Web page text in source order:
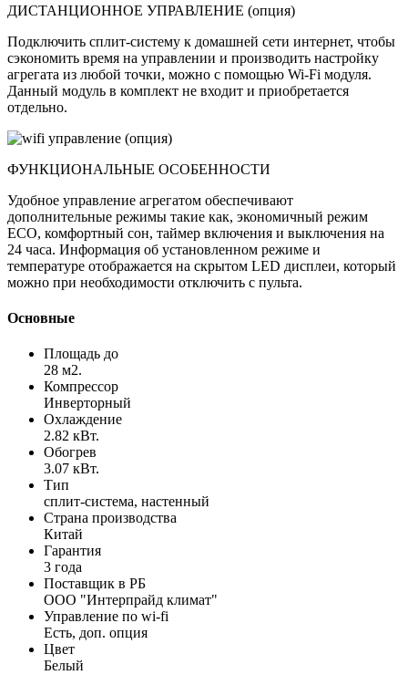
ДИСТАНЦИОННОЕ УПРАВЛЕНИЕ (опция)
Подключить сплит-систему к домашней сети интернет, чтобы
сэкономить время на управлении и производить настройку
агрегата из любой точки, можно с помощью Wi-Fi модуля.
Данный модуль в комплект не входит и приобретается
отдельно.
ФУНКЦИОНАЛЬНЫЕ ОСОБЕННОСТИ
Удобное управление агрегатом обеспечивают
дополнительные режимы такие как, экономичный режим
ECO, комфортный сон, таймер включения и выключения на
24 часа. Информация об установленном режиме и
температуре отображается на скрытом LED дисплеи, который
можно при необходимости отключить с пульта.
Основные
Площадь до
28 м2.
Компрессор
Инверторный
Охлаждение
2.82 кВт.
Обогрев
3.07 кВт.
Тип
сплит-система, настенный
Страна производства
Китай
Гарантия
3 года
Поставщик в РБ
ООО "Интерпрайд климат"
Управление по wi-fi
Есть, доп. опция
Цвет
Белый